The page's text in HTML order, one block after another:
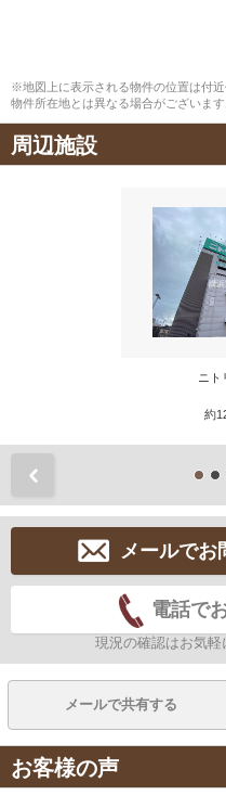
※地図上に表示される物件の位置は付
物件所在地とは異なる場合がございます
周辺施設
ニト
約
メールでお
電話で
現況の確認はお気軽
メールで共有する
お客様の声